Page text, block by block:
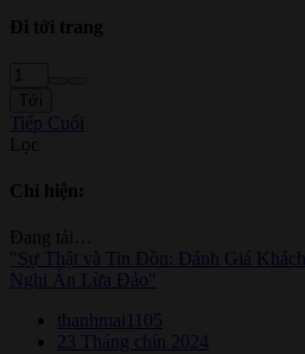
Đi tới trang
Tiếp Cuối
Lọc
Chỉ hiện:
Đang tải…
"Sự Thật và Tin Đồn: Đánh Giá Khách
Nghi Án Lừa Đảo"
thanhmai1105
23 Tháng chín 2024